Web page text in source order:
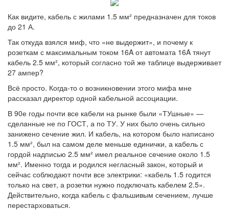
Как видите, кабель с жилами 1.5 мм² предназначен для токов
до 21 А.
Так откуда взялся миф, что «не выдержит», и почему к
розеткам с максимальным током 16A от автомата 16A тянут
кабель 2.5 мм², который согласно той же таблице выдерживает
27 ампер?
Всё просто. Когда-то о возникновении этого мифа мне
рассказал директор одной кабельной ассоциации.
В 90е годы почти все кабели на рынке были «ТУшные» —
сделанные не по ГОСТ, а по ТУ. У них было очень сильно
занижено сечение жил. И кабель, на котором было написано
1.5 мм², был на самом деле меньше единички, а кабель с
гордой надписью 2.5 мм² имел реальное сечение около 1.5
мм². Именно тогда и родился негласный закон, который и
сейчас соблюдают почти все электрики: «кабель 1.5 годится
только на свет, а розетки нужно подключать кабелем 2.5».
Действительно, когда кабель с фальшивым сечением, лучше
перестарховаться.